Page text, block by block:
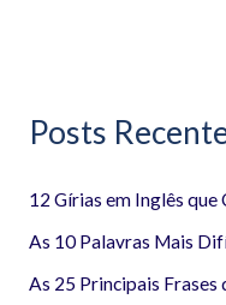
u
s
a
r
Posts
12 Gírias em Inglês que
As 10 Palavras Mais
As 25 Principais Frases